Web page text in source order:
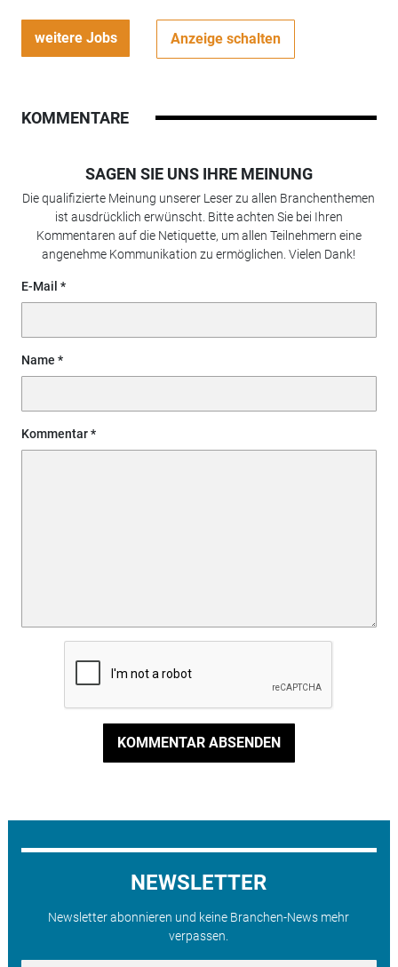
weitere Jobs Anzeige schalten
KOMMENTARE
SAGEN SIE UNS IHRE MEINUNG
Die qualifizierte Meinung unserer Leser zu allen Branchenthemen
ist ausdrücklich erwünscht. Bitte achten Sie bei Ihren
Kommentaren auf die Netiquette, um allen Teilnehmern eine
angenehme Kommunikation zu ermöglichen. Vielen Dank!
E-Mail
Name
Kommentar
KOMMENTAR ABSENDEN
NEWSLETTER
Newsletter abonnieren und keine Branchen-News mehr
verpassen.